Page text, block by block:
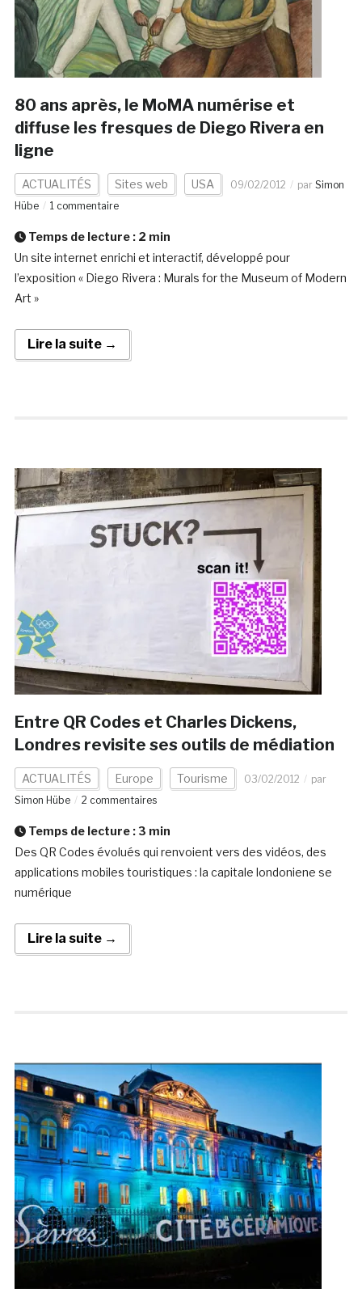
80 ans après, le MoMA numérise et
diffuse les fresques de Diego Rivera en
ligne
ACTUALITÉS Sites web USA 09/02/2012 par Simon
Hübe
1 commentaire
Temps de lecture : 2 min
Un site internet enrichi et interactif, développé pour
l’exposition « Diego Rivera : Murals for the Museum of Modern
Art »
Lire la suite →
Entre QR Codes et Charles Dickens,
Londres revisite ses outils de médiation
ACTUALITÉS Europe Tourisme 03/02/2012
par
Simon Hübe
2 commentaires
Temps de lecture : 3 min
Des QR Codes évolués qui renvoient vers des vidéos, des
applications mobiles touristiques : la capitale londoniene se
numérique
Lire la suite →